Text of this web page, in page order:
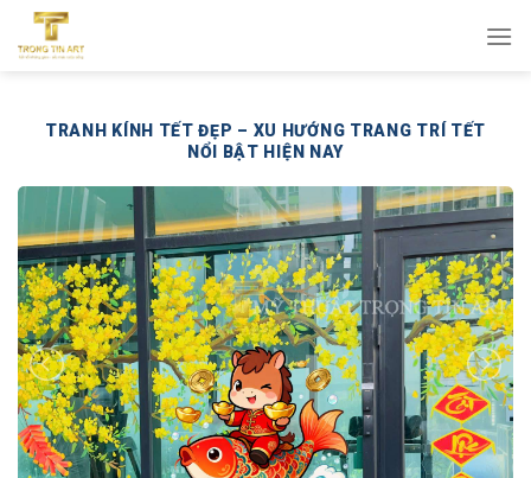
qua
TRANH KÍNH TẾT ĐẸP – XU HƯỚNG TRANG TRÍ TẾT
NỔI BẬT HIỆN NAY